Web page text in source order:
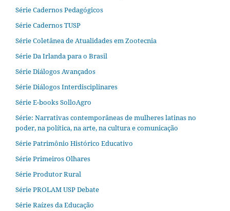
Série Cadernos Pedagógicos
Série Cadernos TUSP
Série Coletânea de Atualidades em Zootecnia
Série Da Irlanda para o Brasil
Série Diálogos Avançados
Série Diálogos Interdisciplinares
Série E-books SolloAgro
Série: Narrativas contemporâneas de mulheres latinas no
poder, na política, na arte, na cultura e comunicação
Série Patrimônio Histórico Educativo
Série Primeiros Olhares
Série Produtor Rural
Série PROLAM USP Debate
Série Raízes da Educação